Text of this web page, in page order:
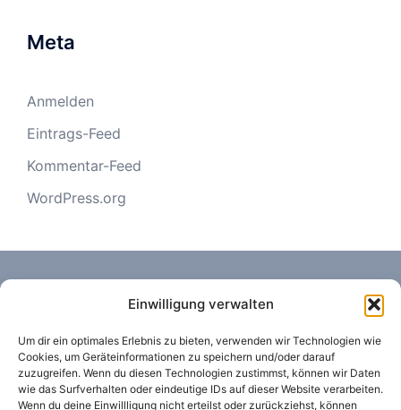
Einwilligung verwalten
Um dir ein optimales Erlebnis zu bieten, verwenden wir Technologien wie
Cookies, um Geräteinformationen zu speichern und/oder darauf
zuzugreifen. Wenn du diesen Technologien zustimmst, können wir Daten
wie das Surfverhalten oder eindeutige IDs auf dieser Website verarbeiten.
Wenn du deine Einwillligung nicht erteilst oder zurückziehst, können
Meta
Anmelden
Eintrags-Feed
Kommentar-Feed
WordPress.org
KONTAKT
Königskamp 29, 52428 Jülich
+49 (0)2461-9383-0